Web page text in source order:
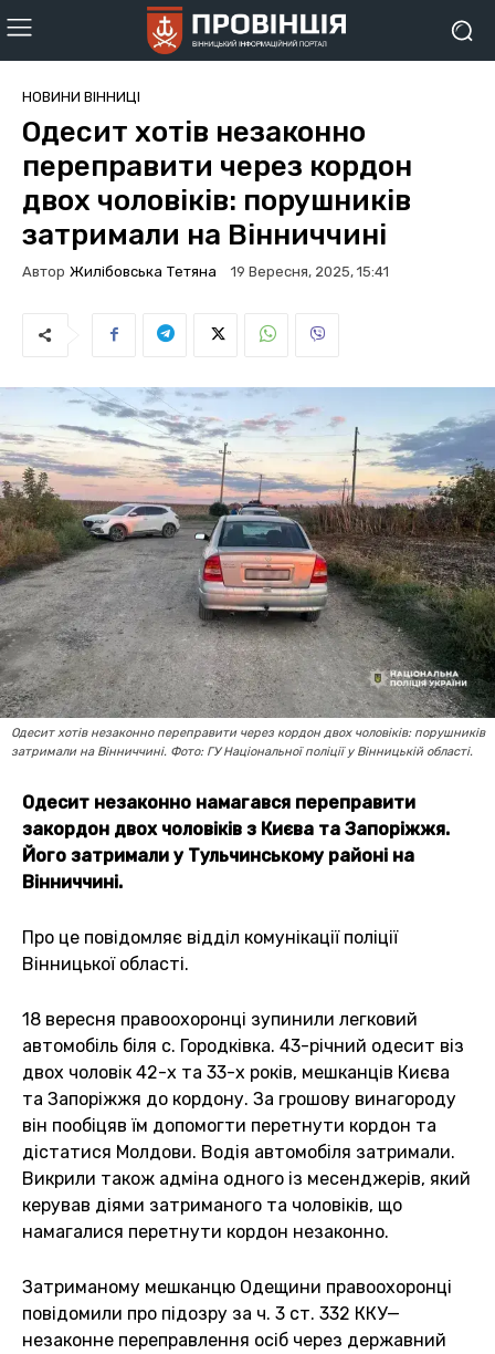
НОВИНИ ВІННИЦІ
Одесит хотів незаконно
переправити через кордон
двох чоловіків: порушників
затримали на Вінниччині
Автор Жилібовська Тетяна 19 Вересня, 2025, 15:41
Одесит хотів незаконно переправити через кордон двох чоловіків: порушників
затримали на Вінниччині. Фото: ГУ Національної поліції у Вінницькій області.
Одесит незаконно намагався переправити
закордон двох чоловіків з Києва та Запоріжжя.
Його затримали у Тульчинському районі на
Вінниччині.
Про це повідомляє відділ комунікації поліції
Вінницької області.
18 вересня правоохоронці зупинили легковий
автомобіль біля с. Городківка. 43-річний одесит віз
двох чоловік 42-х та 33-х років, мешканців Києва
та Запоріжжя до кордону. За грошову винагороду
він пообіцяв їм допомогти перетнути кордон та
дістатися Молдови. Водія автомобіля затримали.
Викрили також адміна одного із месенджерів, який
керував діями затриманого та чоловіків, що
намагалися перетнути кордон незаконно.
Затриманому мешканцю Одещини правоохоронці
повідомили про підозру за ч. 3 ст. 332 ККУ—
незаконне переправлення осіб через державний